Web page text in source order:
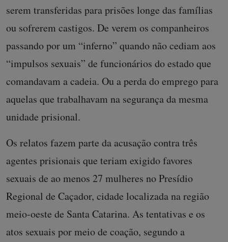
serem transferidas para prisões longe das famílias
ou sofrerem castigos. De verem os companheiros
passando por um “inferno” quando não cediam aos
“impulsos sexuais” de funcionários do estado que
comandavam a cadeia. Ou a perda do emprego para
aquelas que trabalhavam na segurança da mesma
unidade prisional.
Os relatos fazem parte da acusação contratrês
agentes prisionais que teriam exigido favores
sexuais de ao menos 27 mulheres no Presídio
Regional de Caçador, cidade localizada na região
meio-oeste de Santa Catarina. As tentativas e os
atos sexuais por meio de coação, segundo a